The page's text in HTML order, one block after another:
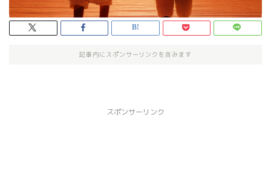
記事内にスポンサーリンクを含みます
スポンサーリンク